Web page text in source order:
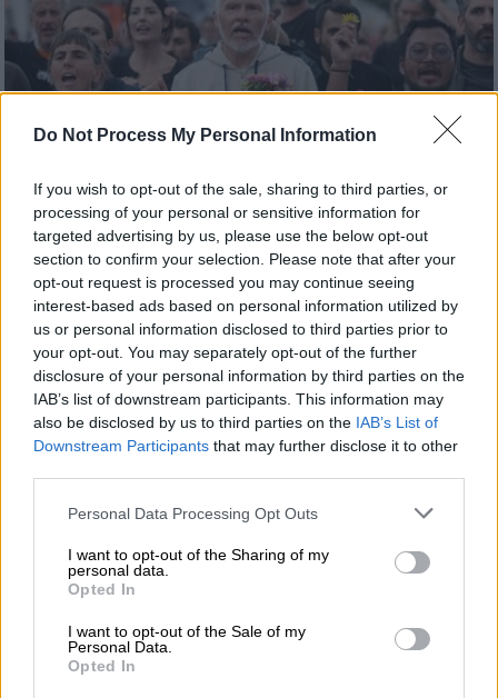
Do Not Process My Personal Information
If you wish to opt-out of the sale, sharing to third parties, or
processing of your personal or sensitive information for
targeted advertising by us, please use the below opt-out
section to confirm your selection. Please note that after your
opt-out request is processed you may continue seeing
interest-based ads based on personal information utilized by
us or personal information disclosed to third parties prior to
your opt-out. You may separately opt-out of the further
disclosure of your personal information by third parties on the
IAB’s list of downstream participants. This information may
also be disclosed by us to third parties on the IAB’s List of
Downstream Participants that may further disclose it to other
Please note that this website/app uses one or more Google
not limited to your visit or usage behaviour. You may click to
grant or deny consent to Google and its third-party tags to
use your data for below specified purposes in below Google
consent section.
Personal Data Processing Opt Outs
I want to opt-out of the Sharing of my
personal data.
Opted In
I want to opt-out of the Sale of my
Personal Data.
Opted In
Ελλάδα|01.05.2026 22:00
Global Sumud Flotilla: 176 ακτιβιστές
στην Κρήτη, οι 36 στο νοσοκομείο - Οι
ανακοινώσεις ΥΠΕΞ και March To Gaza
Σύμφωνα με πληροφορίες του ethnos.gr,
μεταφέρθηκαν με το ισραηλινό αρματαγωγό
«Nahshon» ανοιχτά του λιμανιού στο παλιό
εργοστάσιο της ΔΕΗ στον Αθερινόλακκο